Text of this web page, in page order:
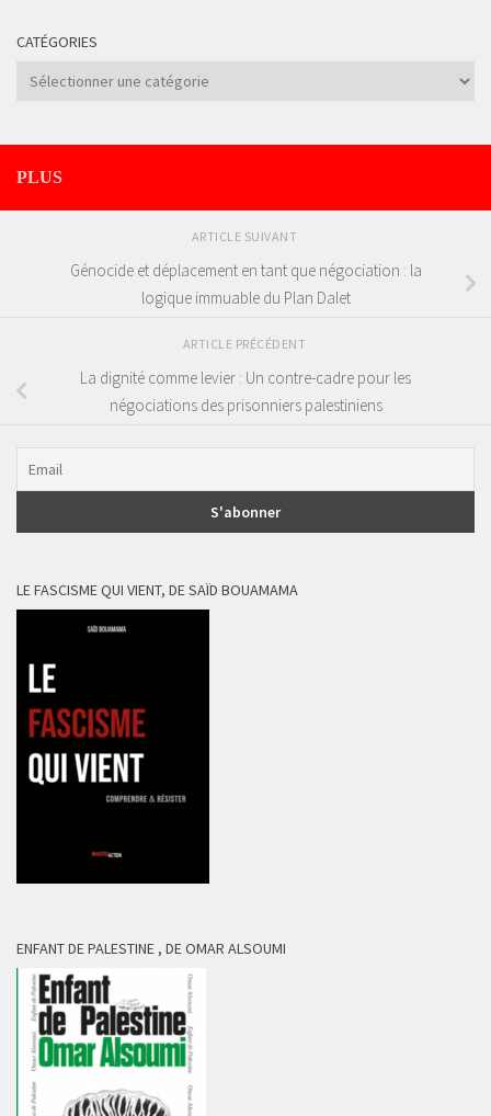
CATÉGORIES
Catégories
PLUS
ARTICLE SUIVANT
Génocide et déplacement en tant que négociation : la
logique immuable du Plan Dalet
ARTICLE PRÉCÉDENT
La dignité comme levier : Un contre-cadre pour les
négociations des prisonniers palestiniens
LE FASCISME QUI VIENT, DE SAÏD BOUAMAMA
ENFANT DE PALESTINE , DE OMAR ALSOUMI